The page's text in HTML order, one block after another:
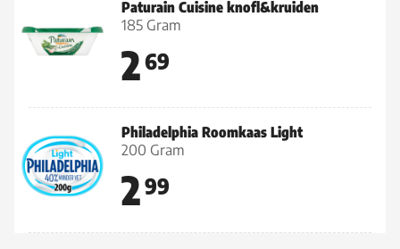
Paturain Cuisine knofl&kruiden
185 Gram
269
Philadelphia Roomkaas Light
200 Gram
299